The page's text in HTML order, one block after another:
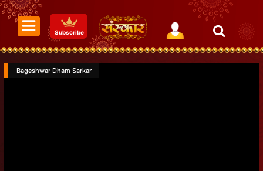
Subscribe
Bageshwar Dham Sarkar